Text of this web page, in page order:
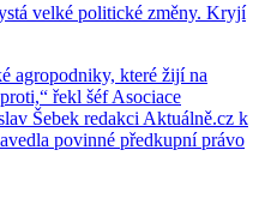
velké politické změny. Kryjí
agropodniky, které žijí na
řekl šéf Asociace
Šebek redakci Aktuálně.cz k
povinné předkupní právo